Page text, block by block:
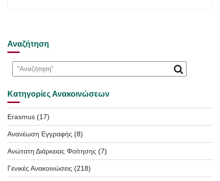
Αναζήτηση
Κατηγορίες Ανακοινώσεων
Erasmus (17)
Ανανέωση Εγγραφής (8)
Ανώτατη Διάρκειας Φοίτησης (7)
Γενικές Ανακοινώσεις (218)